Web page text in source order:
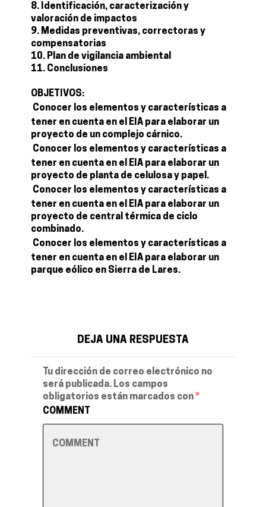
8. Identificación, caracterización y
valoración de impactos
9. Medidas preventivas, correctoras y
compensatorias
10. Plan de vigilancia ambiental
11. Conclusiones
OBJETIVOS:
 Conocer los elementos y características a
tener en cuenta en el EIA para elaborar un
proyecto de un complejo cárnico.
 Conocer los elementos y características a
tener en cuenta en el EIA para elaborar un
proyecto de planta de celulosa y papel.
 Conocer los elementos y características a
tener en cuenta en el EIA para elaborar un
proyecto de central térmica de ciclo
combinado.
 Conocer los elementos y características a
tener en cuenta en el EIA para elaborar un
parque eólico en Sierra de Lares.
DEJA UNA RESPUESTA
Tu dirección de correo electrónico no
será publicada. Los campos
obligatorios están marcados con *
COMMENT